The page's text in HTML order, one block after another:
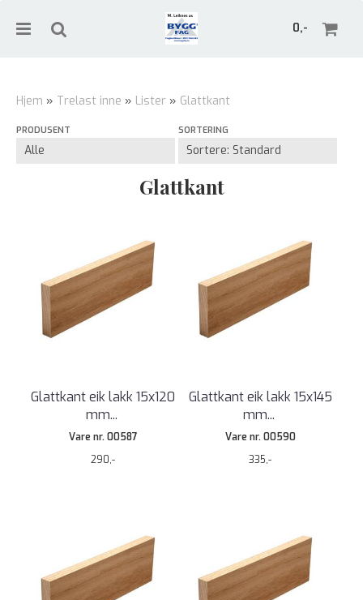
0,-
Hjem » Trelast inne » Lister » Glattkant
PRODUSENT SORTERING
Glattkant
Glattkant eik lakk 15x120
mm...
Vare nr. 00587
290,-
Glattkant eik lakk 15x145
mm...
Vare nr. 00590
335,-